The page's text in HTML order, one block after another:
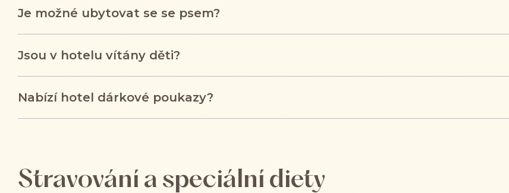
Je možné ubytovat se se psem?
Jsou v hotelu vítány děti?
Nabízí hotel dárkové poukazy?
Stravování a speciální diety